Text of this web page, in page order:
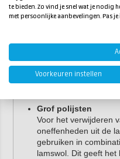
Je kunt dit Mirka
verwerken. Voor het
Mirka Polarshine 10
Grof polijsten
Voor het verwijderen
oneffenheden uit de
gebruiken in
lamswol. Dit geeft
te bieden. Zo vind je snel wat je nodig
met persoonlijke aanbevelingen. Pas
Voorkeuren instellen